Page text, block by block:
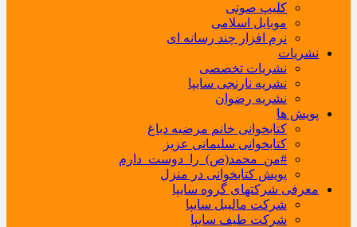
کلیپ صوتی
موبایل اسلامی
نرم افزار چند رسانه ای
نشریات
نشریات تخصصی
نشریه نارنجی سایپا
نشریه رضوان
پویش ها
کتابخوانی خانم مرضیه دباغ
کتابخوانی سلیمانی عزیز
#من_محمد(ص)_را_دوست_دارم
پویش کتابخوانی در منزل
معرفی شرکتهای گروه سایپا
شرکت مالیبل سایپا
شرکت طیف سایپا